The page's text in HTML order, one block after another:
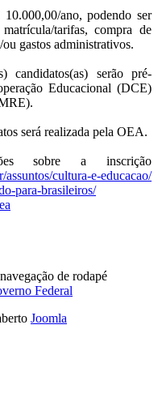
ano, podendo ser
tarifas, compra de
gastos administrativos.
candidatos(as) serão pré-
Educacional (DCE)
será realizada pela OEA.
sobre a inscrição
assuntos/cultura-e-educacao/
para-brasileiros/
de rodapé
Joomla